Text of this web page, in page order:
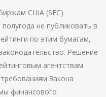
США (SEC)
не публиковать в
по этим бумагам,
Решение
агентствам
Закона
финансового